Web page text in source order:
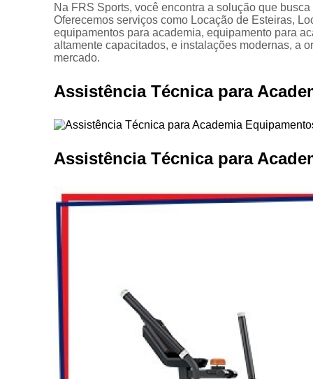
Na FRS Sports, você encontra a solução que
Oferecemos serviços como Locação de Esteiras,
equipamentos para academia, equipamento para
altamente capacitados, e instalações modernas, a
mercado.
Assistência Técnica para
Assistência Técnica para